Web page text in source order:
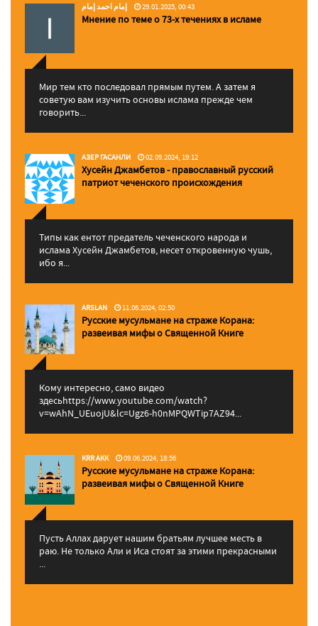
إمام احمد إمام 29.01.2025, 00:43
Мнение по теме о 73-х течениях в исламе
Мир тем кто последовал прямым путем. А затем я
советую вам изучить основы ислама прежде чем
говорить...
АЗЕР ГАСАНЛИ 02.09.2024, 19:12
Хусейн Джамбетов - православный русский
патриот чеченского происхождения
Типы как ентот предатель чеченского народа и
ислама Хусейн Джамбетов, несет откровенную чушь,
ибо я...
ARSLAN 11.06.2024, 02:50
Русские мусульмане на страже Корана:
pазвеивая мифы о Священной Книге
Кому интересно, само видео
здесьhttps://www.youtube.com/watch?
v=wAhN_UEuojU&lc=Ugz6-h0nMPQWTip7AZ94...
KRR AKK 09.06.2024, 18:56
Русские мусульмане на страже Корана:
pазвеивая мифы о Священной Книге
Пусть Аллах дарует нашим братьям лучшее месть в
раю. Не только Али и Иса стоят за этими прекрасными